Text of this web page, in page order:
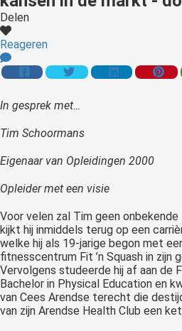
Delen
Reageren
In gesprek met…
Tim Schoormans
Eigenaar van Opleidingen 2000
Opleider met een visie
Voor velen zal Tim geen
kijkt hij inmiddels terug op een
welke hij als 19-jarige begon met
fitnesscentrum Fit ’n Squash in zijn
Vervolgens studeerde hij af aan de
Bachelor in Physical Education en
van Cees Arendse terecht die
van zijn Arendse Health Club een
gebruikt
te
de
Hierdoor
website-
van